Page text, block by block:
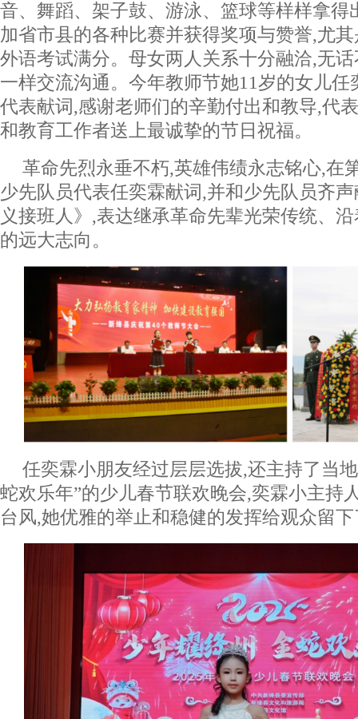
音、舞蹈、架子鼓、游泳、篮球等样样拿得
加省市县的各种比赛并获得奖项与赞誉,尤
外语考试满分。母女两人关系十分融洽,无
一样交流沟通。今年教师节她11岁的女儿
代表献词,感谢老师们的辛勤付出和教导,代
和教育工作者送上最诚挚的节日祝福。
革命先烈永垂不朽,英雄伟绩永志铭心,在
少先队员代表任奕霖献词,并和少先队员齐
义接班人》,表达继承革命先辈光荣传统、
的远大志向。
任奕霖小朋友经过层层选拔,还主持了当
蛇欢乐年”的少儿春节联欢晚会,奕霖小主持
台风,她优雅的举止和稳健的发挥给观众留